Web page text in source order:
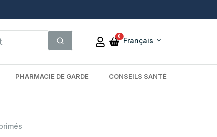
0 Français
PHARMACIE DE GARDE CONSEILS SANTÉ